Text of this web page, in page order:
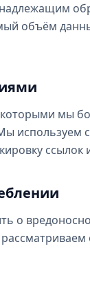
объём
мы
используем
о